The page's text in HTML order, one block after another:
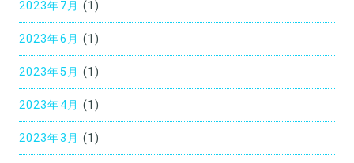
2023年7月 (1)
2023年6月 (1)
2023年5月 (1)
2023年4月 (1)
2023年3月 (1)